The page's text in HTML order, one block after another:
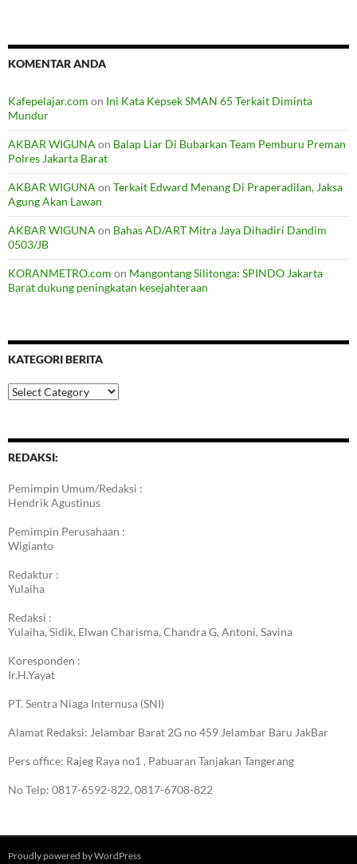
KOMENTAR ANDA
Kafepelajar.com on Ini Kata Kepsek SMAN 65 Terkait Diminta
Mundur
AKBAR WIGUNA on Balap Liar Di Bubarkan Team Pemburu Preman
Polres Jakarta Barat
AKBAR WIGUNA on Terkait Edward Menang Di Praperadilan, Jaksa
Agung Akan Lawan
AKBAR WIGUNA on Bahas AD/ART Mitra Jaya Dihadiri Dandim
0503/JB
KORANMETRO.com on Mangontang Silitonga: SPINDO Jakarta
Barat dukung peningkatan kesejahteraan
KATEGORI BERITA
Kategori
Berita
REDAKSI:
Pemimpin Umum/Redaksi :
Hendrik Agustinus
Pemimpin Perusahaan :
Wigianto
Redaktur :
Yulaiha
Redaksi :
Yulaiha, Sidik, Elwan Charisma, Chandra G, Antoni, Savina
Koresponden :
Ir.H.Yayat
PT. Sentra Niaga Internusa (SNI)
Alamat Redaksi: Jelambar Barat 2G no 459 Jelambar Baru JakBar
Pers office: Rajeg Raya no1 , Pabuaran Tanjakan Tangerang
No Telp: 0817-6592-822, 0817-6708-822
Proudly powered by WordPress